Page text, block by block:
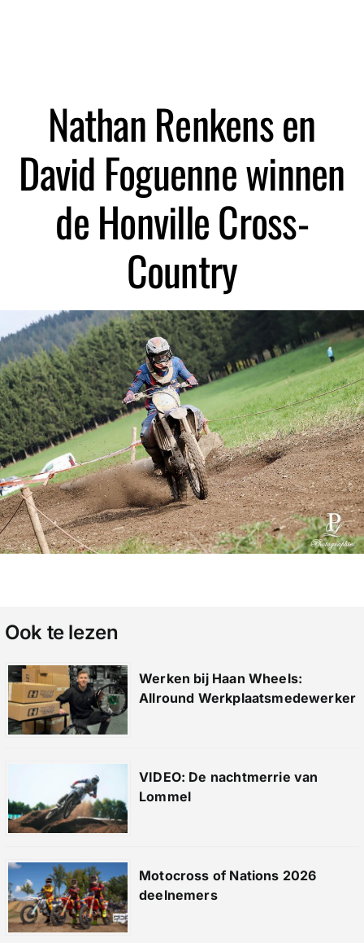
Nathan Renkens en
David Foguenne winnen
de Honville Cross-
Country
Ook te lezen
Werken bij Haan Wheels:
Allround Werkplaatsmedewerker
VIDEO: De nachtmerrie van
Lommel
Motocross of Nations 2026
deelnemers